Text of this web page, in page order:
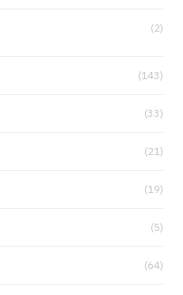
(2)
(143)
(33)
(21)
(19)
(5)
(64)